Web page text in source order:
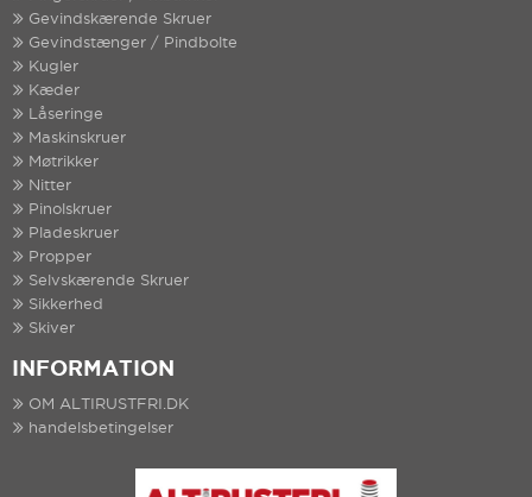
Gevindskærende Skruer
Gevindstænger / Pindbolte
Kugler
Kæder
Låseringe
Maskinskruer
Møtrikker
Nitter
Pinolskruer
Pladeskruer
Propper
Selvskærende Skruer
Sikkerhed
Skiver
INFORMATION
OM ALTIRUSTFRI.DK
handelsbetingelser